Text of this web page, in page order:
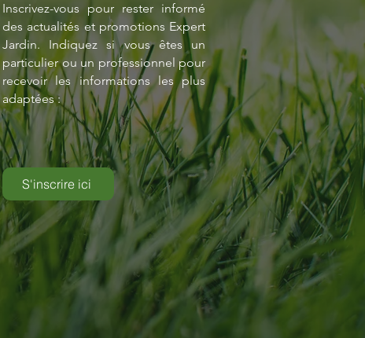
Inscrivez-vous pour rester informé
des actualités et promotions Expert
Jardin. Indiquez si vous êtes un
particulier ou un professionnel pour
recevoir les informations les plus
adaptées :
S'inscrire ici